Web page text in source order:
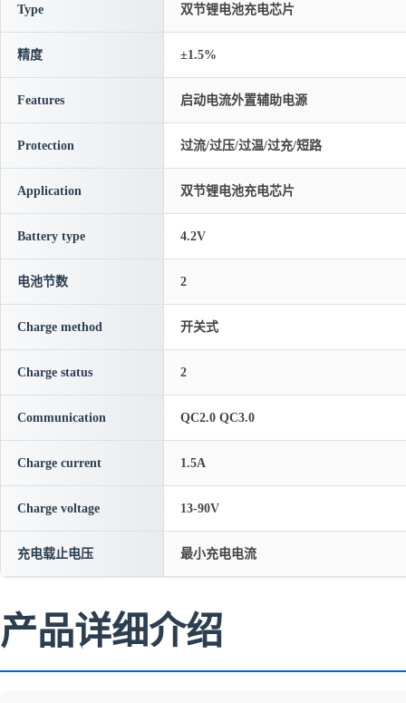
Type 双节锂电池充电芯片
精度 ±1.5%
Features 启动电流外置辅助电源
Protection 过流/过压/过温/过充/短路
Application 双节锂电池充电芯片
Battery type 4.2V
电池节数 2
Charge method 开关式
Charge status 2
Communication QC2.0 QC3.0
Charge current 1.5A
Charge voltage 13-90V
充电载止电压 最小充电电流
产品详细介绍